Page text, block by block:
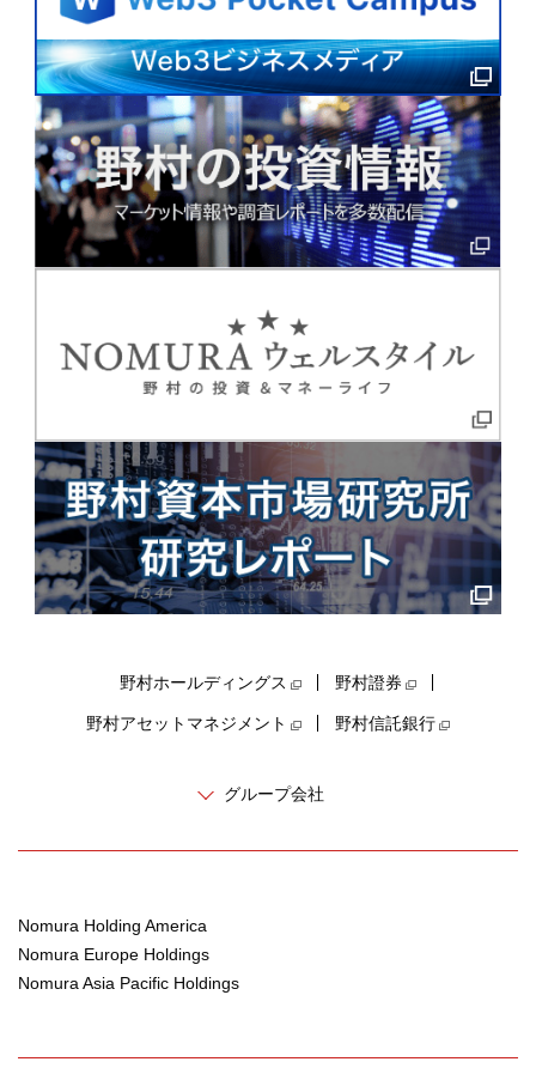
野村ホールディングス 野村證券
野村アセットマネジメント 野村信託銀行
グループ会社
Nomura Holding America
Nomura Europe Holdings
Nomura Asia Pacific Holdings